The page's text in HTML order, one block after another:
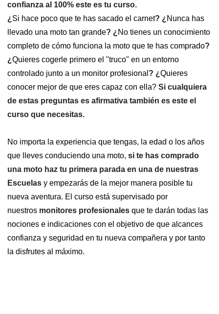
confianza al 100% este es tu curso.
¿ Si hace poco que te has sacado el carnet? ¿ Nunca has
llevado una moto tan grande? ¿ No tienes un conocimiento
completo de cómo funciona la moto que te has comprado?
¿Quieres cogerle primero el "truco" en un entorno
controlado junto a un monitor profesional ? ¿Quieres
conocer mejor de que eres capaz con ella? Si cualquiera
de estas preguntas es afirmativa también es este el
curso que necesitas.
No importa la experiencia que tengas, la edad o los años
que lleves conduciendo una moto, si te has comprado
una moto haz tu primera parada en una de nuestras
Escuelas y empezarás de la mejor manera posible tu
nueva aventura. El curso está supervisado por
nuestros monitores profesionales que te darán todas las
nociones e indicaciones con el objetivo de que alcances
confianza y seguridad en tu nueva compañera y por tanto
la disfrutes al máximo.